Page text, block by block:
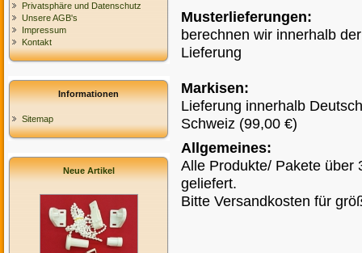
Privatsphäre und Datenschutz
Unsere AGB's
Impressum
Kontakt
Informationen
Sitemap
Neue Artikel
Musterlieferungen:
berechnen wir innerhalb
Lieferung
Markisen:
Lieferung innerhalb
Schweiz (99,00 €)
Allgemeines:
Alle Produkte/ Pakete über
geliefert.
Bitte Versandkosten für